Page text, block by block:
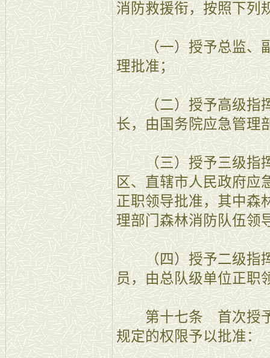
消防救援衔，按照下列
（一）授予总监、副
理批准；
（二）授予高级指挥
长，由国务院应急管理
（三）授予三级指挥
区、直辖市人民政府应
正职领导批准，其中森
理部门森林消防队伍领
（四）授予二级指挥
员，由总队级单位正职
第十七条 首次授予
规定的权限予以批准：